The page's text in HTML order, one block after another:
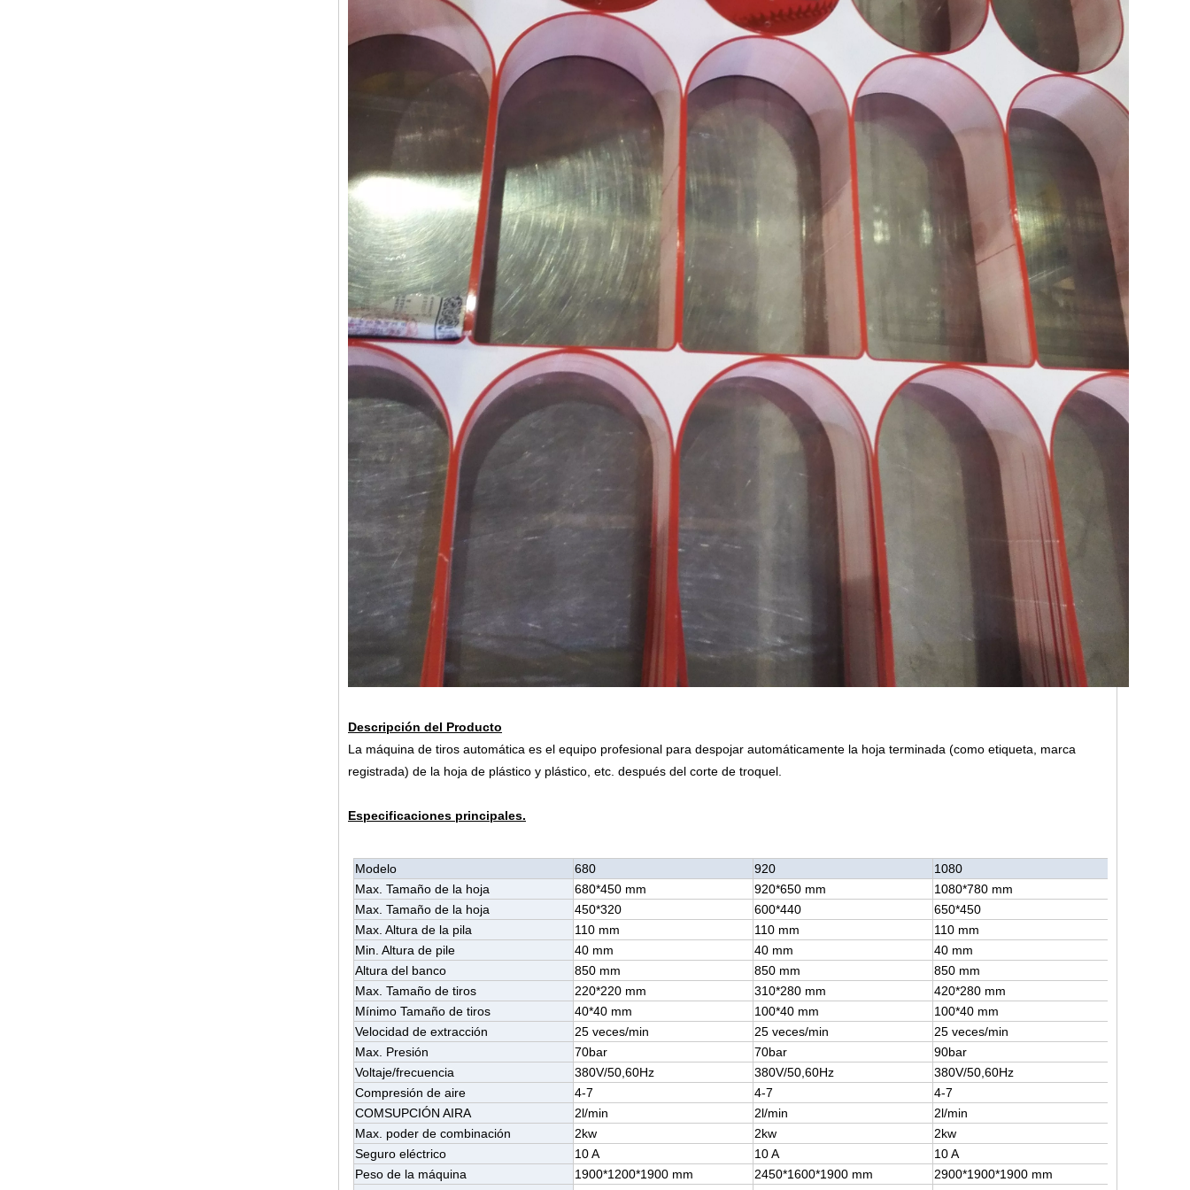
Descripción del Producto
La máquina de tiros automática es el equipo profesional para despojar automáticamente la hoja terminada (como etiqueta, marca
registrada) de la hoja de plástico y plástico, etc. después del corte de troquel.
Especificaciones principales.
Modelo 680 920
1080
Max. Tamaño de la hoja
680*450 mm 920*650 mm
1080*780 mm
Max. Tamaño de la hoja
450*320 600*440
650*450
Max. Altura de la pila
110 mm 110 mm
110 mm
Min. Altura de pile
40 mm 40 mm
40 mm
Altura del banco
850 mm 850 mm
850 mm
Max. Tamaño de tiros
220*220 mm 310*280 mm
420*280 mm
Mínimo Tamaño de tiros
40*40 mm 100*40 mm
100*40 mm
Velocidad de extracción
25 veces/min 25 veces/min
25 veces/min
Max. Presión
70bar 70bar
90bar
Voltaje/frecuencia
380V/50,60Hz 380V/50,60Hz
380V/50,60Hz
Compresión de aire
4-7 4-7
4-7
COMSUPCIÓN AIRA
2l/min 2l/min
2l/min
Max. poder de combinación
2kw 2kw
2kw
Seguro eléctrico
10 A 10 A
10 A
Peso de la máquina
1900*1200*1900 mm 2450*1600*1900 mm
2900*1900*1900 mm